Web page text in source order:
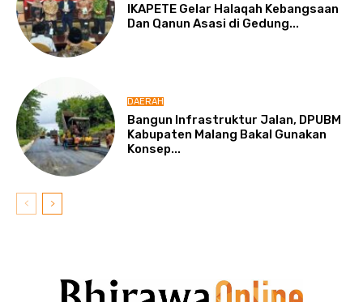
IKAPETE Gelar Halaqah Kebangsaan
Dan Qanun Asasi di Gedung...
DAERAH
Bangun Infrastruktur Jalan, DPUBM
Kabupaten Malang Bakal Gunakan
Konsep...